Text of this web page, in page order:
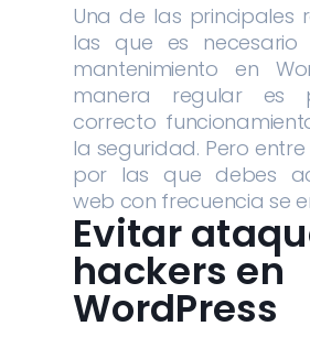
Una de las principales
las que es necesario
mantenimiento en
manera regular es
correcto
la seguridad. Pero
por las que debes
web con frecuencia se
Evitar
hackers en
WordPress